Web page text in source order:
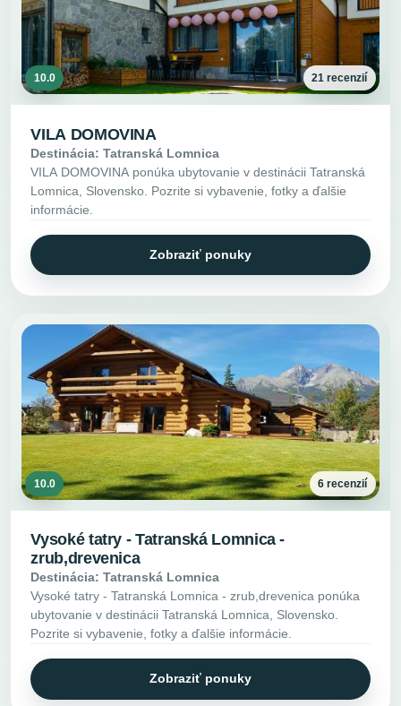
10.0 21 recenzií
VILA DOMOVINA
Destinácia: Tatranská Lomnica
VILA DOMOVINA ponúka ubytovanie v destinácii Tatranská
Lomnica, Slovensko. Pozrite si vybavenie, fotky a ďalšie
informácie.
Zobraziť ponuky
10.0 6 recenzií
Vysoké tatry - Tatranská Lomnica -
zrub,drevenica
Destinácia: Tatranská Lomnica
Vysoké tatry - Tatranská Lomnica - zrub,drevenica ponúka
ubytovanie v destinácii Tatranská Lomnica, Slovensko.
Pozrite si vybavenie, fotky a ďalšie informácie.
Zobraziť ponuky